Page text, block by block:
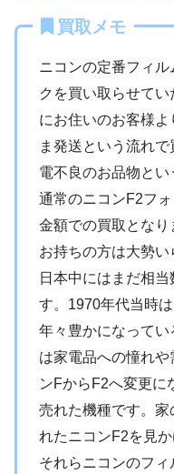
買取メモ
ニコンの定番フィ
クを買い取らせて
にお住いのお客様
ま発送という流れ
電不良のお品物と
通常のニコンF2フ
金額での買取とな
お持ちの方は大勢い
日本中にはまだ相
す。1970年代当時
年々豊かになって
は家電品への憧れ
ンFからF2へ変更に
売れた機種です。家
れたニコンF2を見
それらニコンのフ